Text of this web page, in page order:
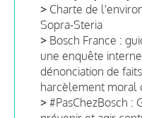
> Charte de
Sopra-Steria
> Bosch France :
une enquête
dénonciation de
harcèlement moral
> #PasChezBosch :